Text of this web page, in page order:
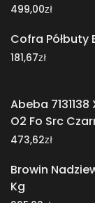
499,00zł
Cofra
181,67zł
Abeba
O2 Fo Src
473,62zł
Browin
Kg